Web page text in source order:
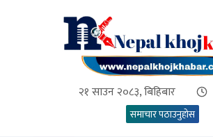
२१ साउन २०८३, बिहिबार
समाचार पठाउनुहोस